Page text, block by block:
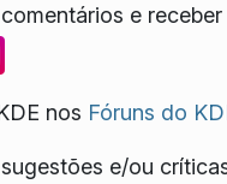
e
nos Fóruns do
e/ou